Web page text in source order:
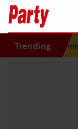
Trending
“Ik ben het